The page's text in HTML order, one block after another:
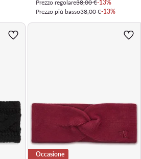
Prezzo regolare38,00 €-13%
Prezzo più basso38,00 €-13%
Occasione